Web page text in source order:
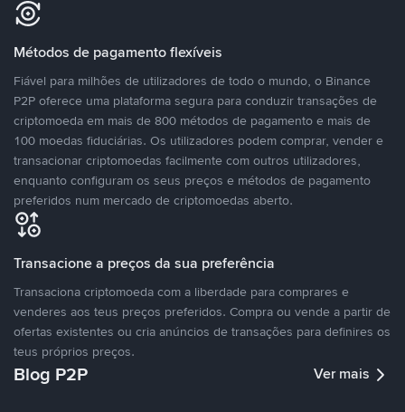
Métodos de pagamento flexíveis
Fiável para milhões de utilizadores de todo o mundo, o Binance
P2P oferece uma plataforma segura para conduzir transações de
criptomoeda em mais de 800 métodos de pagamento e mais de
100 moedas fiduciárias. Os utilizadores podem comprar, vender e
transacionar criptomoedas facilmente com outros utilizadores,
enquanto configuram os seus preços e métodos de pagamento
preferidos num mercado de criptomoedas aberto.
Transacione a preços da sua preferência
Transaciona criptomoeda com a liberdade para comprares e
venderes aos teus preços preferidos. Compra ou vende a partir de
ofertas existentes ou cria anúncios de transações para definires os
teus próprios preços.
Blog P2P Ver mais